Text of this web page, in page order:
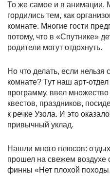
То же самое и в анимации.
гордились тем, как
комнате. Многие гости
потому, что в «Спутнике»
родители могут отдохнуть.
Но что делать, если нельзя
комнате? Тут наш арт-
программу, ввел множество
квестов, праздников,
к речке Узола. И это
привычный уклад.
Нашли много плюсов:
прошел на свежем воздухе
финны «Нет плохой